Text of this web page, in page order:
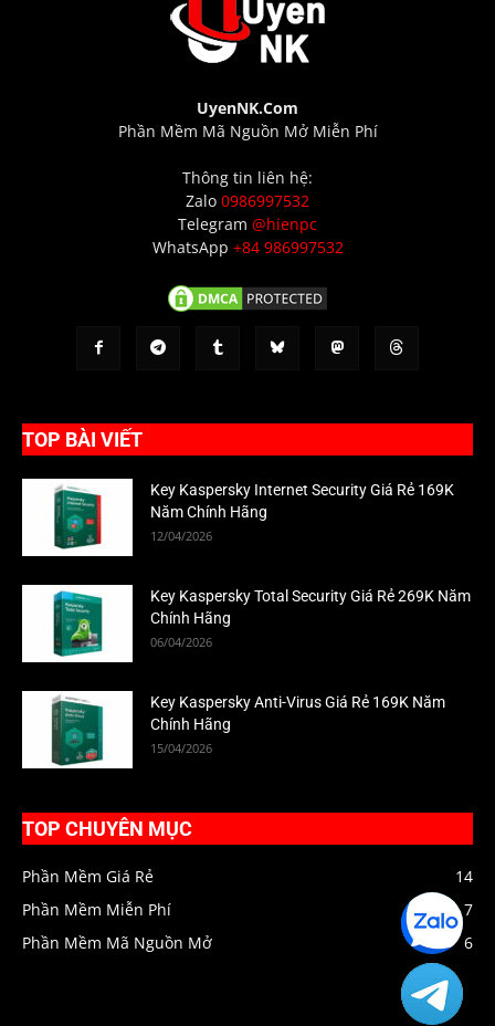
UyenNK.Com
Phần Mềm Mã Nguồn Mở Miễn Phí
Thông tin liên hệ:
Zalo 0986997532
Telegram @hienpc
WhatsApp +84 986997532
TOP BÀI VIẾT
Key Kaspersky Internet Security Giá Rẻ 169K
Năm Chính Hãng
12/04/2026
Key Kaspersky Total Security Giá Rẻ 269K Năm
Chính Hãng
06/04/2026
Key Kaspersky Anti-Virus Giá Rẻ 169K Năm
Chính Hãng
15/04/2026
TOP CHUYÊN MỤC
Phần Mềm Giá Rẻ
14
Phần Mềm Miễn Phí
7
Phần Mềm Mã Nguồn Mở
6
Zalo
HIENPC
HIENPC